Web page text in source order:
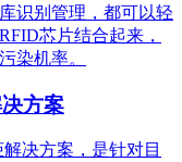
识别管理，都可以轻
芯片结合起来，
染机率。
方案
决方案，是针对目